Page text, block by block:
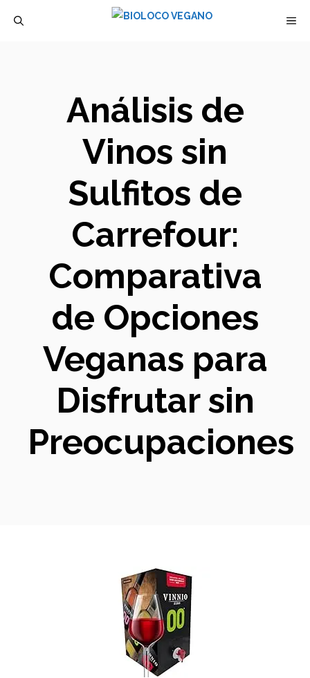
Análisis de
Vinos sin
Sulfitos de
Carrefour:
Comparativa
de Opciones
Veganas para
Disfrutar sin
Preocupaciones